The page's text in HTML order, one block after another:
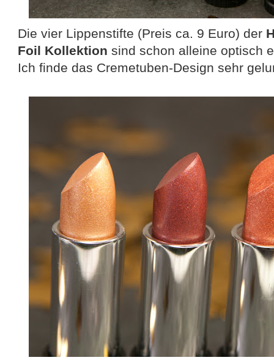
Die vier Lippenstifte (Preis ca. 9 Euro) der
Foil Kollektion sind schon alleine optisch
Ich finde das Cremetuben-Design sehr